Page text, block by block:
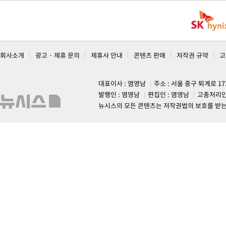
회사소개 광고 · 제휴 문의 제휴사 안내 콘텐츠 판매 저작권 규약
대표이사 : 염영남
주소 : 서울 중구 퇴계로
발행인 : 염영남
편집인 : 염영남
고충처리
뉴시스의 모든 콘텐츠는 저작권법의 보호를